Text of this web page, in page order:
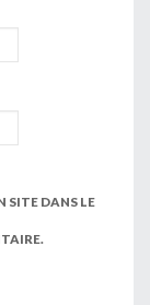
SITE DANS LE